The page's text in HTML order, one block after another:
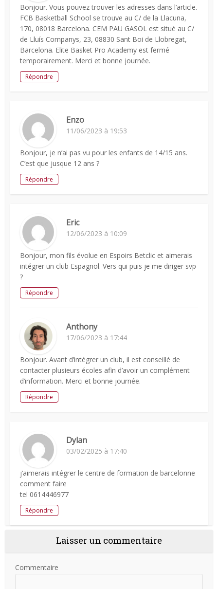
Bonjour. Vous pouvez trouver les adresses dans l’article.
FCB Basketball School se trouve au C/ de la Llacuna,
170, 08018 Barcelona. CEM PAU GASOL est situé au C/
de Lluís Companys, 23, 08830 Sant Boi de Llobregat,
Barcelona. Elite Basket Pro Academy est fermé
temporairement. Merci et bonne journée.
Répondre
Enzo
11/06/2023 à 19:53
Bonjour, je n’ai pas vu pour les enfants de 14/15 ans.
C’est que jusque 12 ans ?
Répondre
Eric
12/06/2023 à 10:09
Bonjour, mon fils évolue en Espoirs Betclic et aimerais
intégrer un club Espagnol. Vers qui puis je me diriger svp
?
Répondre
Anthony
17/06/2023 à 17:44
Bonjour. Avant d’intégrer un club, il est conseillé de
contacter plusieurs écoles afin d’avoir un complément
d’information. Merci et bonne journée.
Répondre
Dylan
03/02/2025 à 17:40
j’aimerais intégrer le centre de formation de barcelonne
comment faire
tel 0614446977
Répondre
Laisser un commentaire
Commentaire